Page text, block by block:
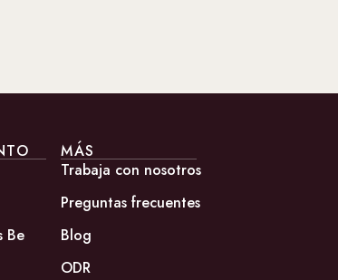
Be
MÁS
Trabaja con nosotros
Preguntas frecuentes
Blog
ODR